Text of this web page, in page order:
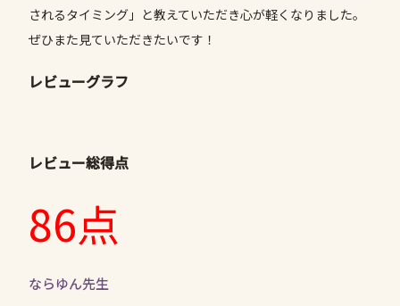
されるタイミング」と教えていただき心が軽くなりました。
ぜひまた見ていただきたいです！
レビューグラフ
レビュー総得点
86点
ならゆん先生